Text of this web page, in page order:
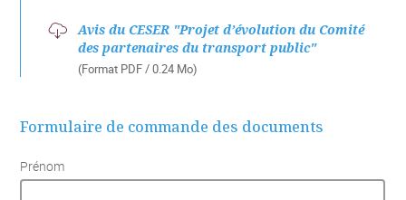
Avis du CESER "Projet d’évolution du Comité
des partenaires du transport public"
(Format PDF / 0.24 Mo)
Formulaire de commande des documents
Prénom